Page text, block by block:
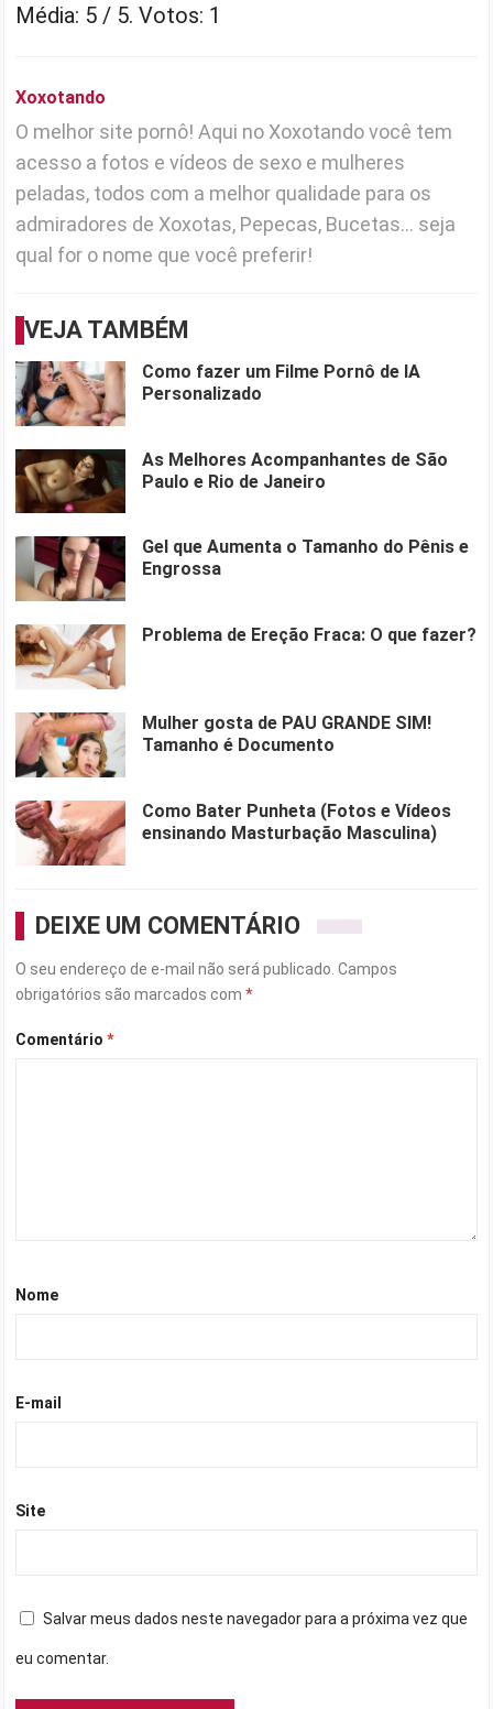
Média: 5 / 5. Votos: 1
Xoxotando
O melhor site pornô! Aqui no Xoxotando você tem
acesso a fotos e vídeos de sexo e mulheres
peladas, todos com a melhor qualidade para os
admiradores de Xoxotas, Pepecas, Bucetas... seja
qual for o nome que você preferir!
VEJA TAMBÉM
Como fazer um Filme Pornô de IA
Personalizado
As Melhores Acompanhantes de São
Paulo e Rio de Janeiro
Gel que Aumenta o Tamanho do Pênis e
Engrossa
Problema de Ereção Fraca: O que fazer?
Mulher gosta de PAU GRANDE SIM!
Tamanho é Documento
Como Bater Punheta (Fotos e Vídeos
ensinando Masturbação Masculina)
DEIXE UM COMENTÁRIO
O seu endereço de e-mail não será publicado. Campos
obrigatórios são marcados com*
Comentário*
Nome
E-mail
Site
Salvar meus dados neste navegador para a próxima vez que
eu comentar.